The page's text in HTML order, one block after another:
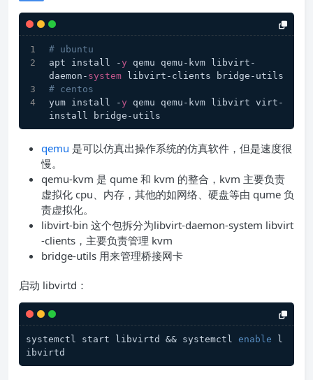
# ubuntu
apt install -y qemu qemu-kvm libvirt-
daemon- system libvirt-clients bridge-utils
# centos
yum install -y qemu qemu-kvm libvirt virt-
install bridge-utils
qemu 是可以仿真出操作系统的仿真软件，但是速度很
慢。
qemu-kvm 是 qume 和 kvm 的整合，kvm 主要负责
虚拟化 cpu、内存，其他的如网络、硬盘等由 qume 负
责虚拟化。
libvirt-bin 这个包拆分为libvirt-daemon-system libvirt
-clients，主要负责管理 kvm
bridge-utils 用来管理桥接网卡
启动 libvirtd：
systemctl start libvirtd && systemctl enable l
ibvirtd